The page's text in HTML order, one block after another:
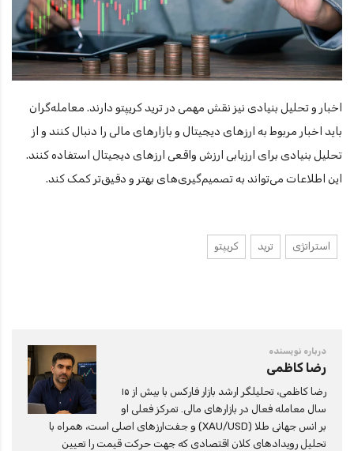
اخبار و تحلیل بنیادی نیز نقش مهمی در ترید کریپتو دارند. معامله‌گران
باید اخبار مربوط به ارزهای دیجیتال و بازارهای مالی را دنبال کنند و از
تحلیل بنیادی برای ارزیابی ارزش واقعی ارزهای دیجیتال استفاده کنند.
این اطلاعات می‌تواند به تصمیم‌گیری‌های بهتر و دقیق‌تر کمک کند.
استراتژی ترید کریپتو
درباره نویسنده
رضا کاظمی
رضا کاظمی، تحلیلگر ارشد بازار فارکس با بیش از ۱۵
سال معامله فعال در بازارهای مالی. تمرکز فعلی او
بر انس جهانی طلا (XAU/USD) و جفت‌ارزهای اصلی است، همراه با
تحلیل رویدادهای کلان اقتصادی که جهت حرکت قیمت را تعیین